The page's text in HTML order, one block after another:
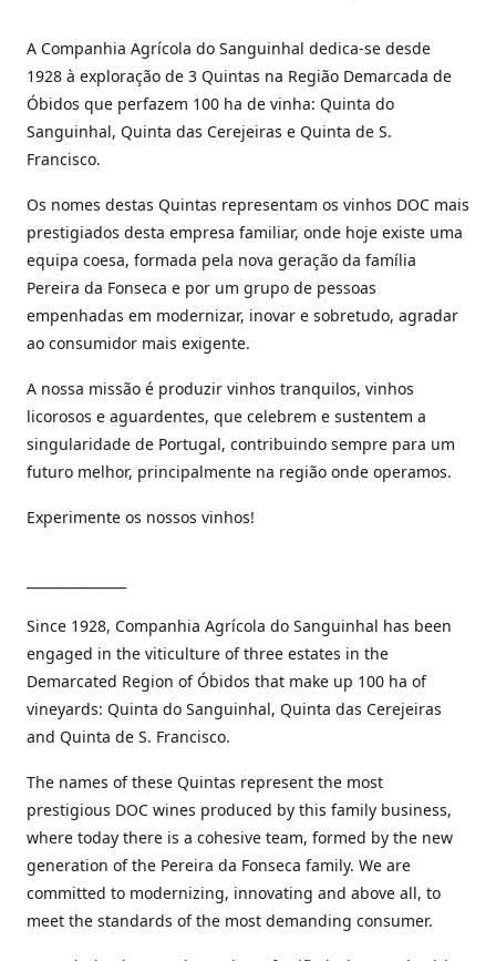
A Companhia Agrícola do Sanguinhal dedica-se desde
1928 à exploração de 3 Quintas na Região Demarcada de
Óbidos que perfazem 100 ha de vinha: Quinta do
Sanguinhal, Quinta das Cerejeiras e Quinta de S.
Francisco.
Os nomes destas Quintas representam os vinhos DOC mais
prestigiados desta empresa familiar, onde hoje existe uma
equipa coesa, formada pela nova geração da família
Pereira da Fonseca e por um grupo de pessoas
empenhadas em modernizar, inovar e sobretudo, agradar
ao consumidor mais exigente.
A nossa missão é produzir vinhos tranquilos, vinhos
licorosos e aguardentes, que celebrem e sustentem a
singularidade de Portugal, contribuindo sempre para um
futuro melhor, principalmente na região onde operamos.
Experimente os nossos vinhos!
Since 1928, Companhia Agrícola do Sanguinhal has been
engaged in the viticulture of three estates in the
Demarcated Region of Óbidos that make up 100 ha of
vineyards: Quinta do Sanguinhal, Quinta das Cerejeiras
and Quinta de S. Francisco.
The names of these Quintas represent the most
prestigious DOC wines produced by this family business,
where today there is a cohesive team, formed by the new
generation of the Pereira da Fonseca family. We are
committed to modernizing, innovating and above all, to
meet the standards of the most demanding consumer.